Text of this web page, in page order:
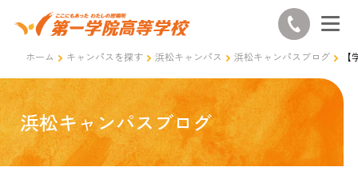
ホーム キャンパスを探す 浜松キャンパス 浜松キャンパスブログ
浜松キャンパスブログ